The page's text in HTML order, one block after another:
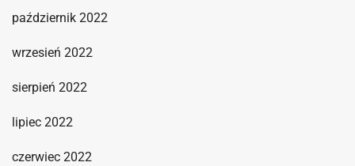
październik 2022
wrzesień 2022
sierpień 2022
lipiec 2022
czerwiec 2022